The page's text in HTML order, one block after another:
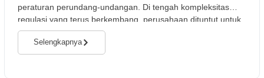
peraturan perundang-undangan. Di tengah kompleksitas
regulasi yang terus berkembang, perusahaan dituntut untuk
memastikan seluruh aktivitas operasionalnya
Selengkapnya